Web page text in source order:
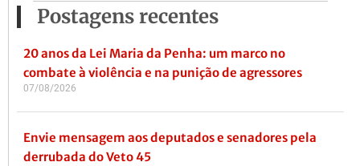
Postagens recentes
20 anos da Lei Maria da Penha: um marco no
combate à violência e na punição de agressores
07/08/2026
Envie mensagem aos deputados e senadores pela
derrubada do Veto 45